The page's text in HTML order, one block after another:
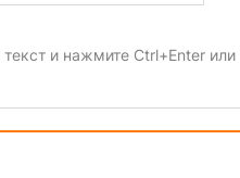
и нажмите Ctrl+Enter или